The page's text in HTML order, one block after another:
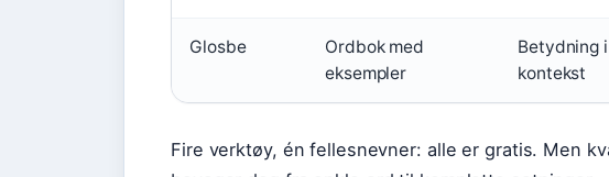
Glosbe
Ordbok med
eksempler
Betydning i
kontekst
Fire verktøy, én fellesnevner: alle er gratis. Men